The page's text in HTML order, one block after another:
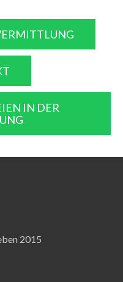
IN DER
2015